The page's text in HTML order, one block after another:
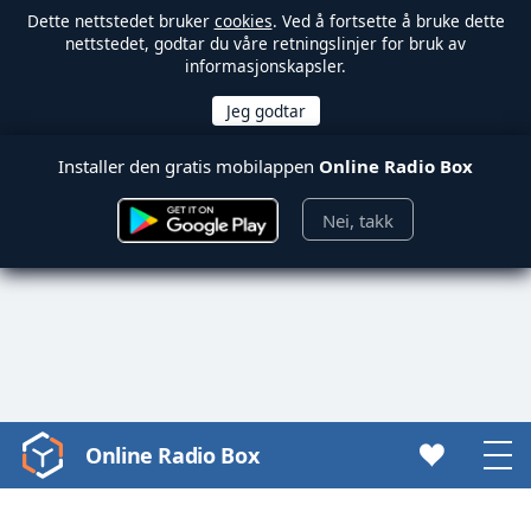
Dette nettstedet bruker cookies. Ved å fortsette å bruke dette
nettstedet, godtar du våre retningslinjer for bruk av
informasjonskapsler.
Installer den gratis mobilappen Online Radio Box
Nei, takk
Video
Player
Online Radio Box